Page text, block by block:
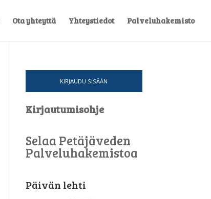
Ota yhteyttä Yhteystiedot Palveluhakemisto
KIRJAUDU SISÄÄN
Kirjautumisohje
Selaa Petäjäveden
Palveluhakemistoa
Päivän lehti